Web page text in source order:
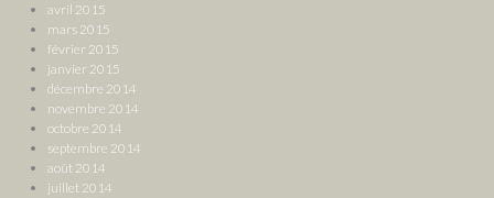
avril 2015
mars 2015
février 2015
janvier 2015
décembre 2014
novembre 2014
octobre 2014
septembre 2014
août 2014
juillet 2014